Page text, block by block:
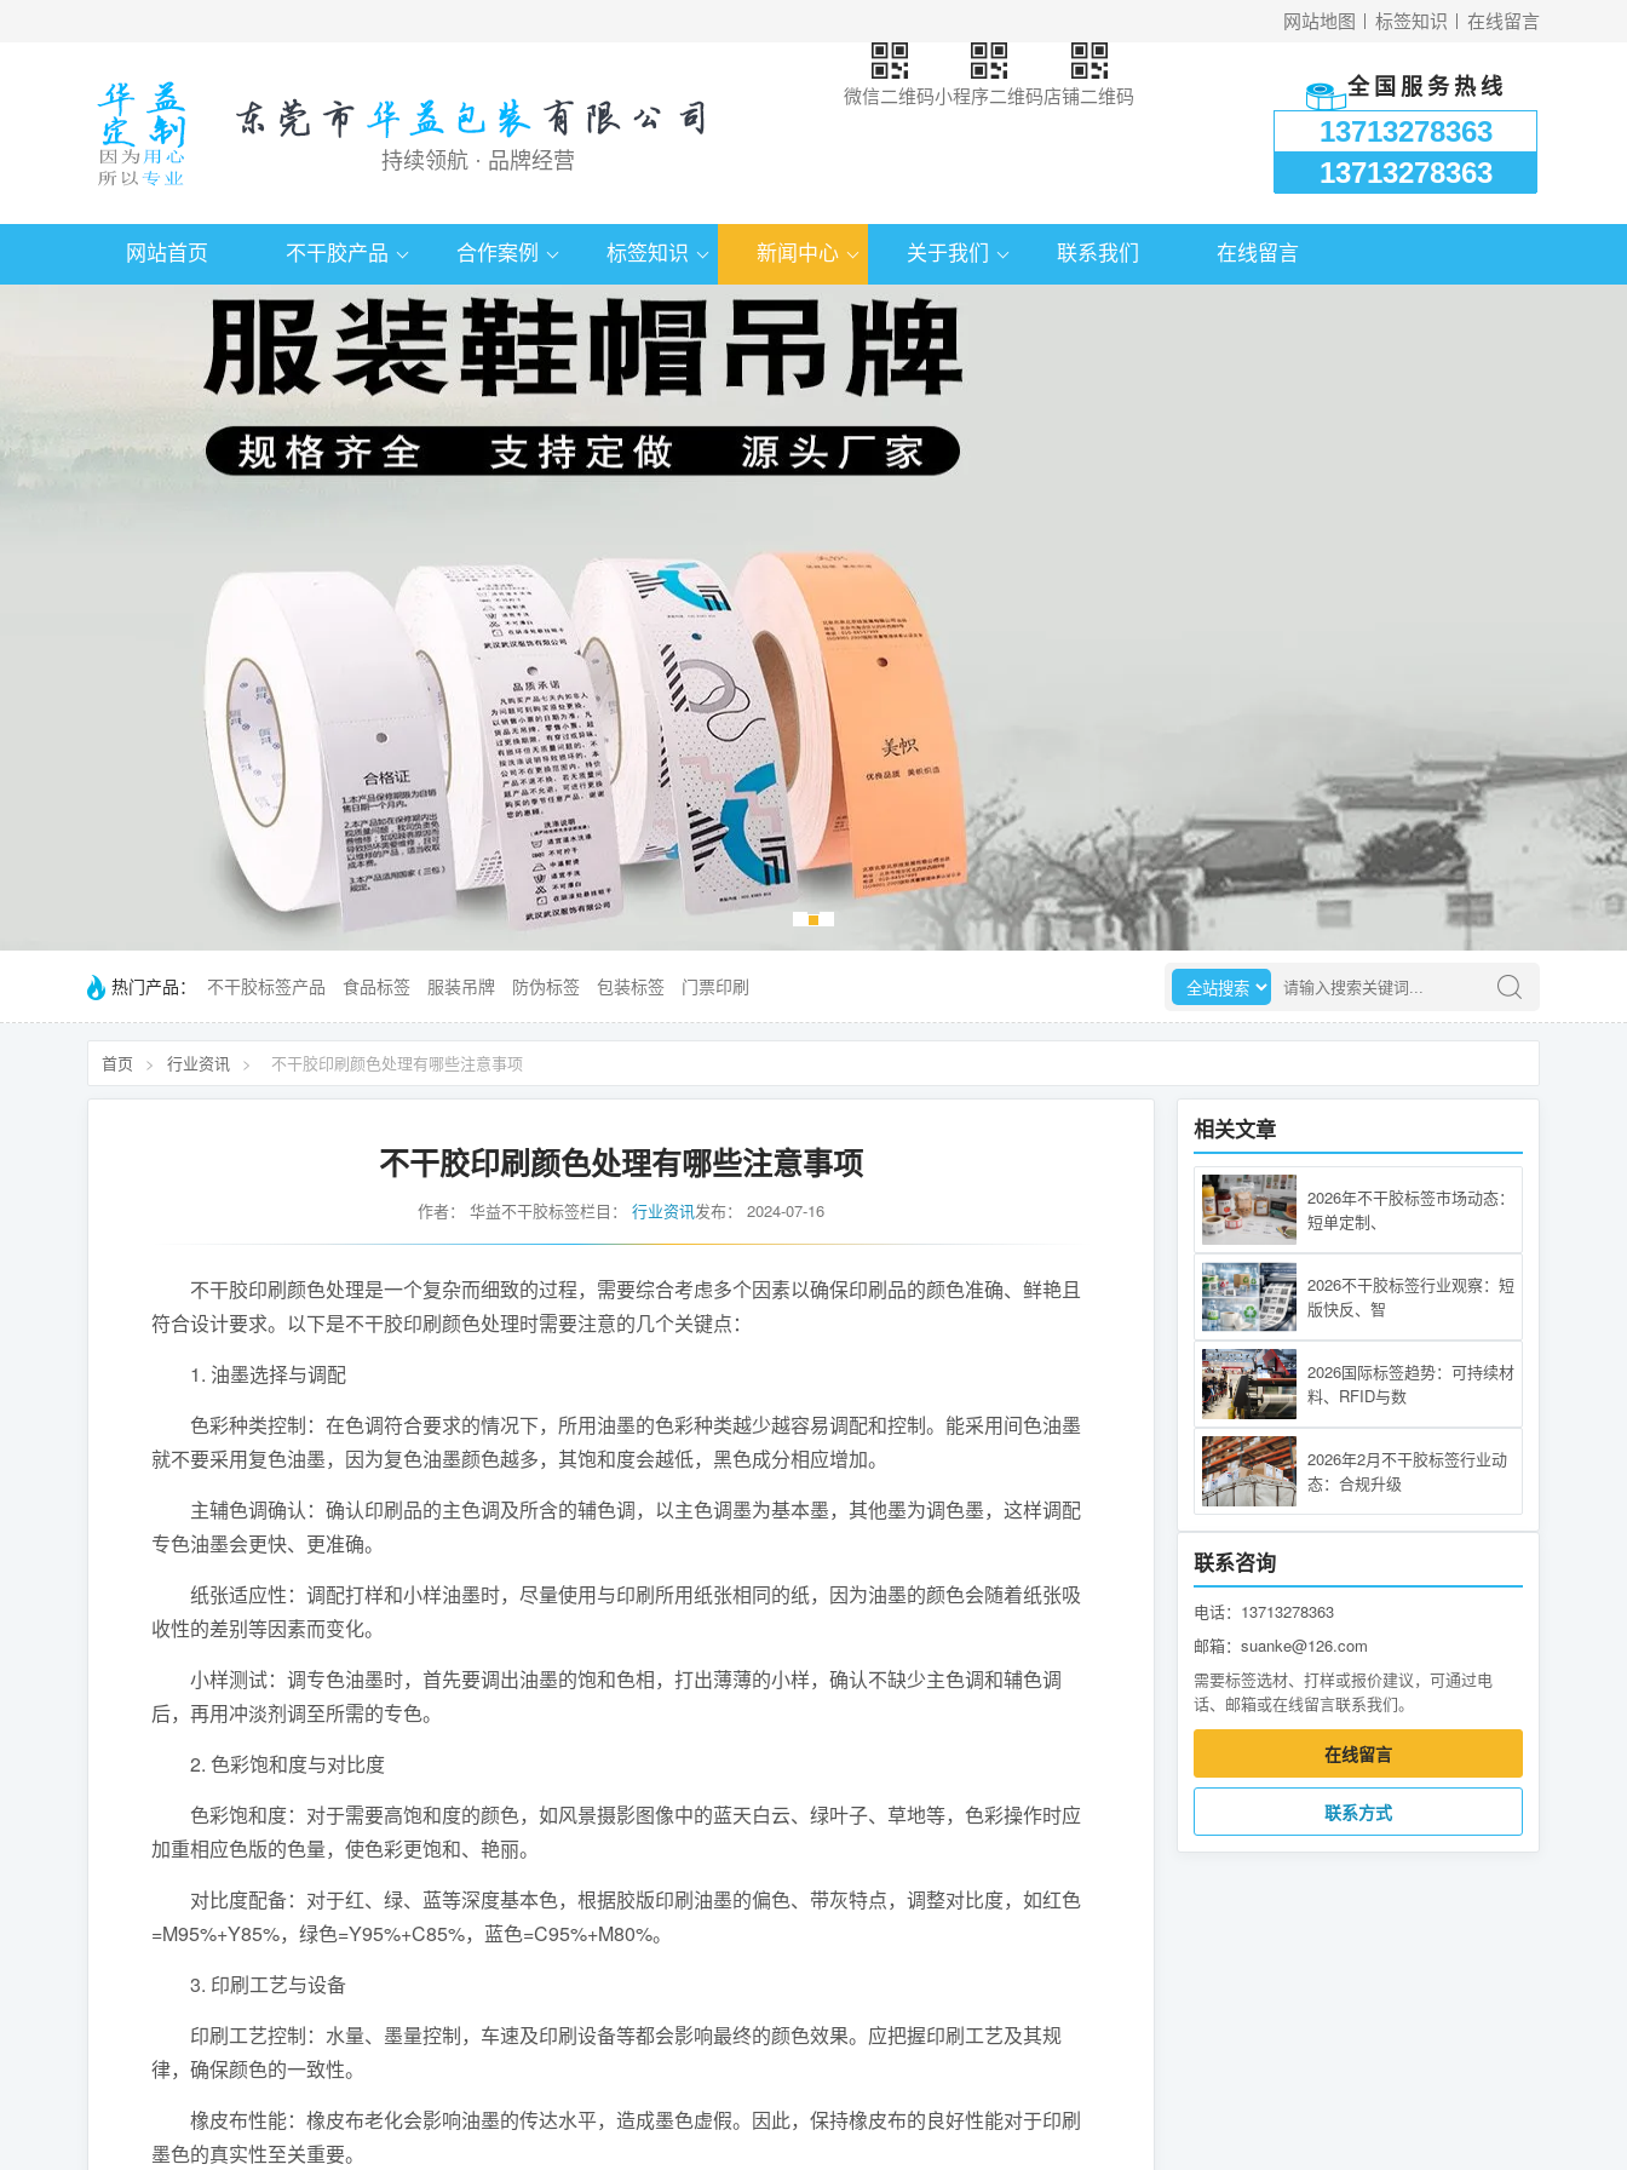
在线留言
标签知识
网站地图
持续领航 · 品牌经营
微信二维码小程序二维码店铺二维码 全国服务热线
13713278363
13713278363
网站首页 不干胶产品 合作案例 标签知识 新闻中心 关于我们 联系我们 在线留言
选择搜索范围 请输入搜索关键词
热门产品： 不干胶标签产品 食品标签 服装吊牌 防伪标签 包装标签 门票印刷
首页 > 行业资讯 > 不干胶印刷颜色处理有哪些注意事项
不干胶印刷颜色处理有哪些注意事项
作者： 华益不干胶标签栏目： 行业资讯发布： 2024-07-16
不干胶印刷颜色处理是一个复杂而细致的过程，需要综合考虑多个因素以确保印刷品的颜色准确、鲜艳且
符合设计要求。以下是不干胶印刷颜色处理时需要注意的几个关键点：
1. 油墨选择与调配
色彩种类控制：在色调符合要求的情况下，所用油墨的色彩种类越少越容易调配和控制。能采用间色油墨
就不要采用复色油墨，因为复色油墨颜色越多，其饱和度会越低，黑色成分相应增加。
主辅色调确认：确认印刷品的主色调及所含的辅色调，以主色调墨为基本墨，其他墨为调色墨，这样调配
专色油墨会更快、更准确。
纸张适应性：调配打样和小样油墨时，尽量使用与印刷所用纸张相同的纸，因为油墨的颜色会随着纸张吸
收性的差别等因素而变化。
小样测试：调专色油墨时，首先要调出油墨的饱和色相，打出薄薄的小样，确认不缺少主色调和辅色调
后，再用冲淡剂调至所需的专色。
2. 色彩饱和度与对比度
色彩饱和度：对于需要高饱和度的颜色，如风景摄影图像中的蓝天白云、绿叶子、草地等，色彩操作时应
加重相应色版的色量，使色彩更饱和、艳丽。
对比度配备：对于红、绿、蓝等深度基本色，根据胶版印刷油墨的偏色、带灰特点，调整对比度，如红色
=M95%+Y85%，绿色=Y95%+C85%，蓝色=C95%+M80%。
3. 印刷工艺与设备
印刷工艺控制：水量、墨量控制，车速及印刷设备等都会影响最终的颜色效果。应把握印刷工艺及其规
律，确保颜色的一致性。
橡皮布性能：橡皮布老化会影响油墨的传达水平，造成墨色虚假。因此，保持橡皮布的良好性能对于印刷
墨色的真实性至关重要。
相关文章
2026年不干胶标签市场动态：
短单定制、
2026不干胶标签行业观察：短
版快反、智
2026国际标签趋势：可持续材
料、RFID与数
2026年2月不干胶标签行业动
态：合规升级
联系咨询
电话：13713278363
邮箱：suanke@126.com
需要标签选材、打样或报价建议，可通过电
话、邮箱或在线留言联系我们。
在线留言
联系方式